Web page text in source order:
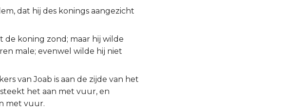
dat hij des konings aangezicht
de koning zond; maar hij wilde
male; evenwel wilde hij niet
van Joab is aan de zijde van het
het aan met vuur, en
met vuur.